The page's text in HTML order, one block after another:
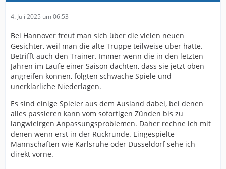
4. Juli 2025 um 06:53
Bei Hannover freut man sich über die vielen neuen
Gesichter, weil man die alte Truppe teilweise über hatte.
Betrifft auch den Trainer. Immer wenn die in den letzten
Jahren im Laufe einer Saison dachten, dass sie jetzt oben
angreifen können, folgten schwache Spiele und
unerklärliche Niederlagen.
Es sind einige Spieler aus dem Ausland dabei, bei denen
alles passieren kann vom sofortigen Zünden bis zu
langwieirgen Anpassungsproblemen. Daher rechne ich mit
denen wenn erst in der Rückrunde. Eingespielte
Mannschaften wie Karlsruhe oder Düsseldorf sehe ich
direkt vorne.